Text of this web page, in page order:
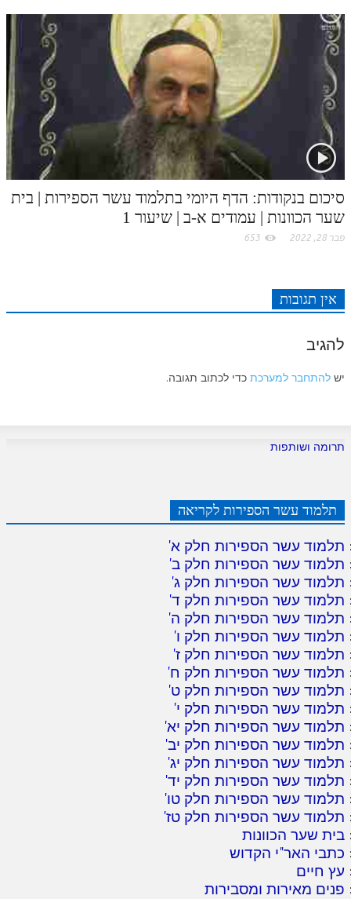
סיכום בנקודות: הדף היומי בתלמוד עשר הספירות | בית
שער הכוונות | עמודים א-ב | שיעור 1
פבר 28, 2022 653
אין תגובות
להגיב
יש להתחבר למערכת כדי לכתוב תגובה.
תרומה ושותפות
תלמוד עשר הספירות לקריאה
תלמוד עשר הספירות חלק א'
תלמוד עשר הספירות חלק ב'
תלמוד עשר הספירות חלק ג'
תלמוד עשר הספירות חלק ד'
תלמוד עשר הספירות חלק ה'
תלמוד עשר הספירות חלק ו'
תלמוד עשר הספירות חלק ז'
תלמוד עשר הספירות חלק ח'
תלמוד עשר הספירות חלק ט'
תלמוד עשר הספירות חלק י'
תלמוד עשר הספירות חלק יא'
תלמוד עשר הספירות חלק יב'
תלמוד עשר הספירות חלק יג'
תלמוד עשר הספירות חלק יד'
תלמוד עשר הספירות חלק טו'
תלמוד עשר הספירות חלק טז'
בית שער הכוונות
כתבי האר"י הקדוש
עץ חיים
פנים מאירות ומסבירות